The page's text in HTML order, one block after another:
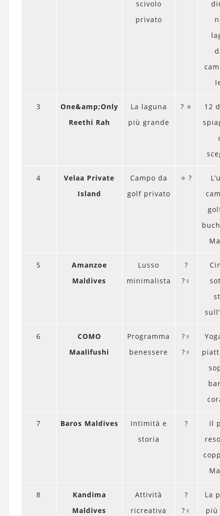
scivolo
privato
3
One&amp;Only
Reethi Rah
La laguna
più grande
? ⭐
12
4
Velaa Private
Island
Campo da
golf privato
⭐ ?️
5
Amanzoe
Maldives
Lusso
minimalista
?
?‍♀️
6
COMO
Maalifushi
Programma
benessere
?‍♀️
?‍♀️
7 Baros Maldives
Intimità e
storia
?
Il
8
Kandima
Maldives
Attività
ricreativa
?
?‍♀️
La
più